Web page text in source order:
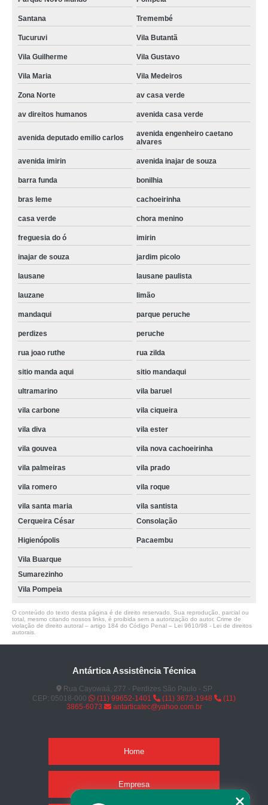
qual o valor de manutenção fogão electrolux Cachoeirinha
Santana Tremembé
Tucuruvi Vila Butantã
Vila Guilherme Vila Gustavo
Vila Maria Vila Medeiros
Zona Norte av casa verde
av direitos humanos avenida casa verde
avenida deputado emilio carlos
avenida engenheiro caetano
alvares
avenida imirin avenida inajar de souza
barra funda bonilhia
bras leme cachoeirinha
casa verde chora menino
freguesia do ó imirin
inajar de souza jardim picolo
lausane lausane paulista
lauzane limão
mandaqui parque peruche
perdizes peruche
rua joao ruthe rua zilda
sitio manda aqui sitio mandaqui
ultramarino vila baruel
vila carbone vila ciqueira
vila diva vila ester
vila gouvea vila nova cachoeirinha
vila palmeiras vila prado
vila romero vila roque
vila santa maria
vila santista
Cerqueira César
Consolação
Higienópolis Pacaembu
Vila Buarque
Sumarezinho
Vila Pompeia
O conteúdo do texto desta página é de direito reservado. Sua reprodução, parcial ou
total, mesmo citando nossos links, é proibida sem a autorização do autor. Crime de
violação de direito autoral – artigo 184 do Código Penal – Lei 9610/98 - Lei de direitos
autorais
Antártica Assistência Técnica
Rua Cayowaá, 277 - Perdizes São Paulo - SP
CEP: 05018-000
(11) 99652-1401 (11) 3673-1948
(11)
3865-6073
antarticatec@yahoo.com.br
Home
Empresa